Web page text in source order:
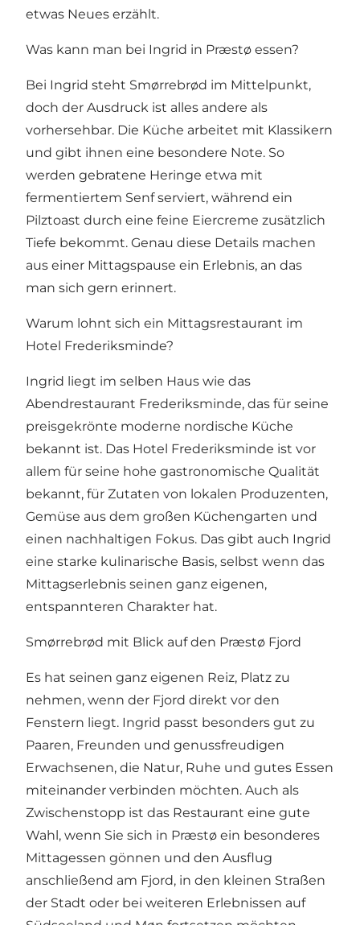
etwas Neues erzählt.
Was kann man bei Ingrid in Præstø essen?
Bei Ingrid steht Smørrebrød im Mittelpunkt,
doch der Ausdruck ist alles andere als
vorhersehbar. Die Küche arbeitet mit Klassikern
und gibt ihnen eine besondere Note. So
werden gebratene Heringe etwa mit
fermentiertem Senf serviert, während ein
Pilztoast durch eine feine Eiercreme zusätzlich
Tiefe bekommt. Genau diese Details machen
aus einer Mittagspause ein Erlebnis, an das
man sich gern erinnert.
Warum lohnt sich ein Mittagsrestaurant im
Hotel Frederiksminde?
Ingrid liegt im selben Haus wie das
Abendrestaurant Frederiksminde, das für seine
preisgekrönte moderne nordische Küche
bekannt ist. Das Hotel Frederiksminde ist vor
allem für seine hohe gastronomische Qualität
bekannt, für Zutaten von lokalen Produzenten,
Gemüse aus dem großen Küchengarten und
einen nachhaltigen Fokus. Das gibt auch Ingrid
eine starke kulinarische Basis, selbst wenn das
Mittagserlebnis seinen ganz eigenen,
entspannteren Charakter hat.
Smørrebrød mit Blick auf den Præstø Fjord
Es hat seinen ganz eigenen Reiz, Platz zu
nehmen, wenn der Fjord direkt vor den
Fenstern liegt. Ingrid passt besonders gut zu
Paaren, Freunden und genussfreudigen
Erwachsenen, die Natur, Ruhe und gutes Essen
miteinander verbinden möchten. Auch als
Zwischenstopp ist das Restaurant eine gute
Wahl, wenn Sie sich in Præstø ein besonderes
Mittagessen gönnen und den Ausflug
anschließend am Fjord, in den kleinen Straßen
der Stadt oder bei weiteren Erlebnissen auf